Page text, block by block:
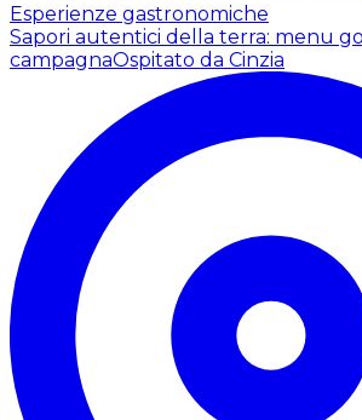
Esperienze gastronomiche
Sapori autentici della terra: menu
campagnaOspitato da Cinzia